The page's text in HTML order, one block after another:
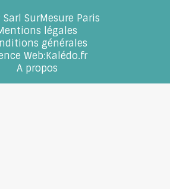
Sarl SurMesure Paris
légales
générales
Web:Kalédo.fr
A propos